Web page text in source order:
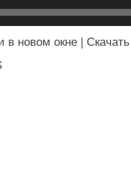
в новом окне | Скачать